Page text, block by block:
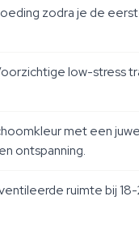
zodra je de
low-stress
met een
ontspanning.
ruimte bij